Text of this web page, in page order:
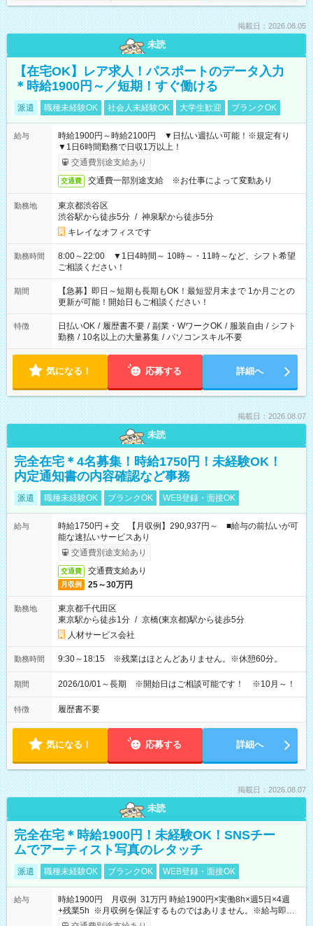
掲載日：2026.08.05
未読
【在宅OK】レア求人！パスポートのデータ入力
＊時給1900円～／短期！すぐ働ける
派遣 職種未経験OK 社会人未経験OK 大学生歓迎 ブランクOK
給与
時給1900円～時給2100円 ▼日払い週払い可能！※規定有り
▼1日6時間勤務で日収1万以上！
交通費別途支給あり
交通費 交通費一部別途支給 ※お仕事によって変動あり
勤務地
東京都渋谷区
渋谷駅から徒歩5分 / 神泉駅から徒歩5分
キレイなオフィスです
勤務時間
8:00～22:00 ▼1日4時間～ 10時～・11時～など、シフト希望
ご相談ください！
期間
【急募】即日～短期も長期もOK！最短翌月末まで 1か月ごとの
更新が可能！開始日もご相談ください！
特徴 日払いOK / 履歴書不要 / 副業・WワークOK / 服装自由 / シフト
勤務 / 10名以上の大量募集 / パソコンスキル不要
気になる！ 応募する 詳細へ
掲載日：2026.08.07
未読
完全在宅＊4名募集！時給1750円！未経験OK！
内定通知書の内容確認など事務
派遣 職種未経験OK ブランクOK WEB登録・面接OK
給与
時給1750円＋交 【月収例】290,937円～ ■給与の前払いが可
能な速払いサービスあり
交通費別途支給あり
交通費 交通費支給あり
月収例 25～30万円
勤務地
東京都千代田区
東京駅から徒歩1分 / 京橋(東京都)駅から徒歩5分
人材サービス会社
勤務時間 9:30～18:15 ※残業はほとんどありません。※休憩60分。
期間 2026/10/01～長期 ※開始日はご相談可能です！ ※10月～！
特徴 履歴書不要
気になる！ 応募する 詳細へ
掲載日：2026.08.07
未読
完全在宅＊時給1900円！未経験OK！SNSチー
ムでアーティスト写真のレタッチ
派遣 職種未経験OK ブランクOK WEB登録・面接OK
給与
時給1900円 月収例 31万円 時給1900円×実働8h×週5日×4週
+残業5h ※月収例を保証するものではありません。※給与即受
取りサービス利用可（利用条件有）